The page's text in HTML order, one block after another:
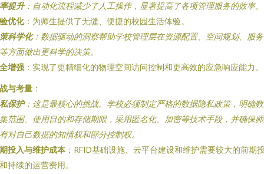
提升：自动化流程减少了人工操作，显著提高了各项管理服务的效率。
优化：为师生提供了无缝、便捷的校园生活体验。
科学化：数据驱动的洞察帮助学校管理层在资源配置、空间规划、服
方面做出更科学的决策。
增强 ：实现了更精细化的物理空间访问控制和更高效的应急响应能力。
与考量 ：
保护：这是最核心的挑战。学校必须制定严格的数据隐私政策，明确
范围、使用目的和存储期限，采用匿名化、加密等技术手段，并确保
对自己数据的知情权和部分控制权。
投入与维护成本 ：RFID基础设施、云平台建设和维护需要较大的前期
持续的运营费用。